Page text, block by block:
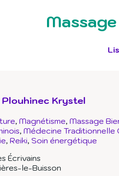
Plouhinec Krystel
Magnétisme Massage
Médecine Traditionnelle
Reiki Soin énergétique
Écrivains
le-Buisson